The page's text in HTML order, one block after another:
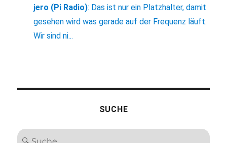
jero (Pi Radio): Das ist nur ein Platzhalter, damit
gesehen wird was gerade auf der Frequenz läuft.
Wir sind ni...
SUCHE